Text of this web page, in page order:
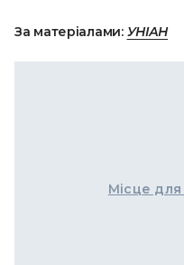
За матеріалами: УНІАН
Місце